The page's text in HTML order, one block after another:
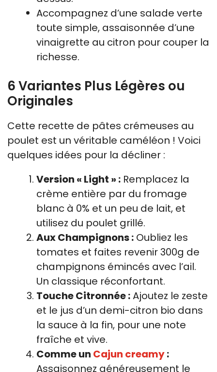
Accompagnez d’une salade verte
toute simple, assaisonnée d’une
vinaigrette au citron pour couper la
richesse.
6 Variantes Plus Légères ou
Originales
Cette recette de pâtes crémeuses au
poulet est un véritable caméléon ! Voici
quelques idées pour la décliner :
Version « Light » : Remplacez la
crème entière par du fromage
blanc à 0% et un peu de lait, et
utilisez du poulet grillé.
Aux Champignons : Oubliez les
tomates et faites revenir 300g de
champignons émincés avec l’ail.
Un classique réconfortant.
Touche Citronnée :Ajoutez le zeste
et le jus d’un demi-citron bio dans
la sauce à la fin, pour une note
fraîche et vive.
Comme un Cajun creamy:
Assaisonnez généreusement le